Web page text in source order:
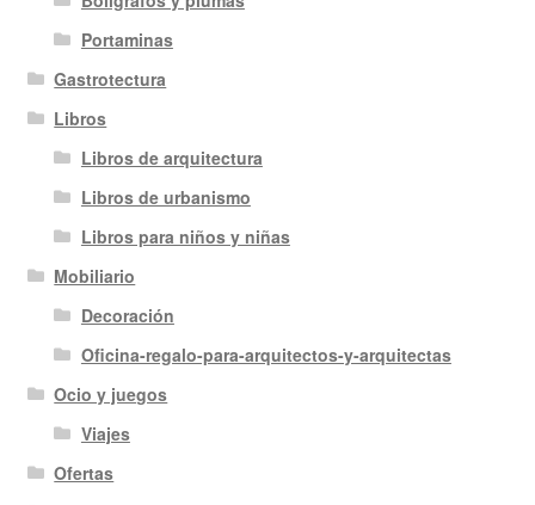
Portaminas
Gastrotectura
Libros
Libros de arquitectura
Libros de urbanismo
Libros para niños y niñas
Mobiliario
Decoración
Oficina-regalo-para-arquitectos-y-arquitectas
Ocio y juegos
Viajes
Ofertas